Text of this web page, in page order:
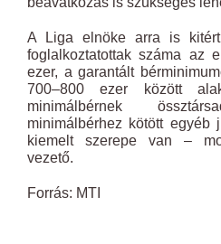
A Liga elnöke arra is
foglalkoztatottak száma az
ezer, a garantált
700–800 ezer között
minimálbérnek
minimálbérhez kötött egyéb
kiemelt szerepe van –
vezető.
Forrás: MTI